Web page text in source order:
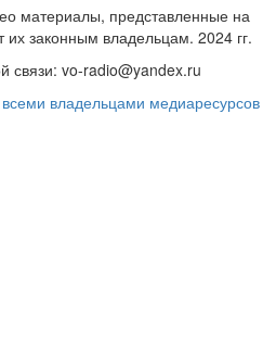
материалы, представленные на
законным владельцам. 2024 гг.
связи: vo-radio@yandex.ru
владельцами медиаресурсов